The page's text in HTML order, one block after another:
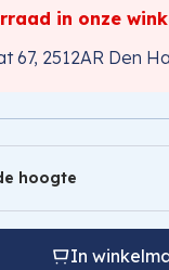
in onze
67, 2512AR Den
hoogte
In